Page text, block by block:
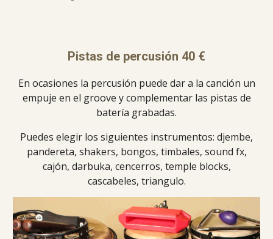
Pistas de percusión 40 €
En ocasiones la percusión puede dar a la canción un
empuje en el groove y complementar las pistas de
batería grabadas.
Puedes elegir los siguientes instrumentos: djembe,
pandereta, shakers, bongos, timbales, sound fx,
cajón, darbuka, cencerros, temple blocks,
cascabeles, triangulo.